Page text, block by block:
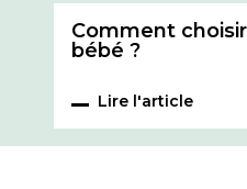
Comment
bébé ?
Lire l'article